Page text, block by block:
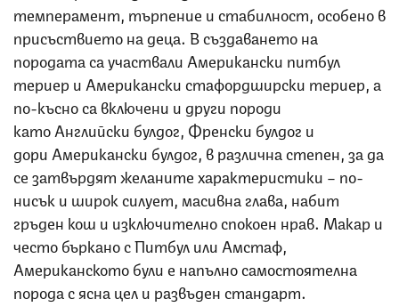
темперамент, търпение и стабилност, особено в
присъствието на деца. В създаването на
породата са участвали Американски питбул
териер и Американски стафордширски териер, а
по-късно са включени и други породи
като Английски булдог, Френски булдог и
дори Американски булдог, в различна степен, за да
се затвърдят желаните характеристики – по-
нисък и широк силует, масивна глава, набит
гръден кош и изключително спокоен нрав. Макар и
често бъркано с Питбул или Амстаф,
Американското були е напълно самостоятелна
порода с ясна цел и развъден стандарт.